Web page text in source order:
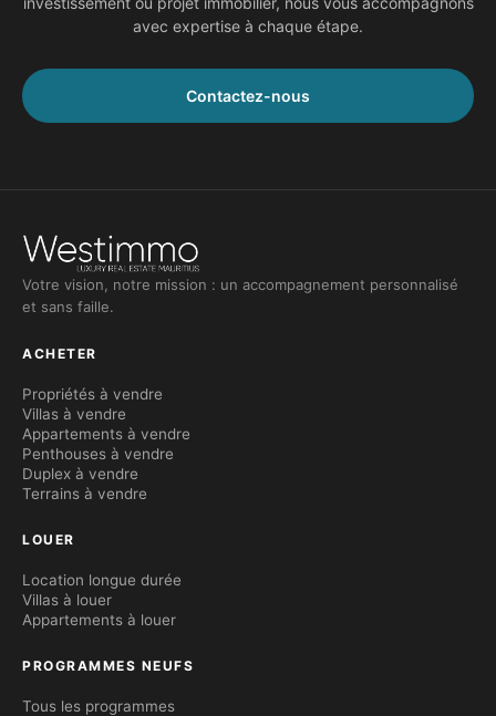
avec expertise à chaque étape.
Contactez-nous
Votre vision, notre mission : un accompagnement personnalisé
et sans faille.
ACHETER
Propriétés à vendre
Villas à vendre
Appartements à vendre
Penthouses à vendre
Duplex à vendre
Terrains à vendre
LOUER
Location longue durée
Villas à louer
Appartements à louer
PROGRAMMES NEUFS
Tous les programmes